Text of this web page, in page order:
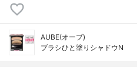
AUBE(オーブ)
ブラシひと塗りシャドウN